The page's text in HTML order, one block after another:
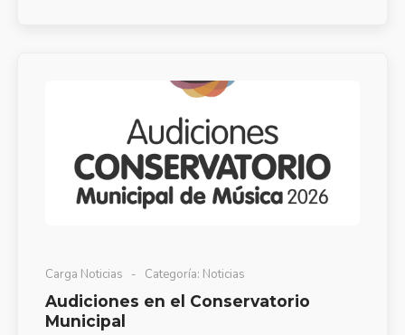
Carga Noticias Categoría: Noticias
Audiciones en el Conservatorio
Municipal